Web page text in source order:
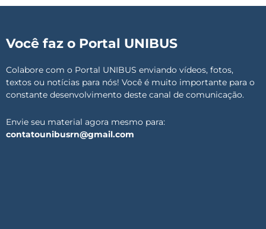
Você faz o Portal UNIBUS
Colabore com o Portal UNIBUS enviando vídeos, fotos,
textos ou notícias para nós! Você é muito importante para o
constante desenvolvimento deste canal de comunicação.
Envie seu material agora mesmo para:
contatounibusrn@gmail.com